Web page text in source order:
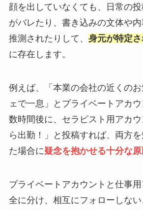
顔を出していなくても、日常の
がバレたり、書き込みの文体や
推測されたりして、 身元が特定
に存在します。
例えば、「本業の会社の近くの
ェで一息」とプライベートアカ
数時間後に、セラピスト用アカ
ら出勤！」と投稿すれば、両方
た場合に疑念を抱かせる十分な原
プライベートアカウントと仕事
全に分け、相互にフォローしな